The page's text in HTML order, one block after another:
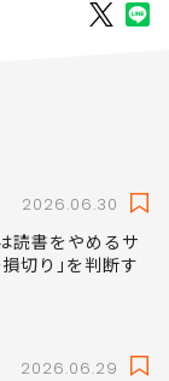
2026.06.30
読書をやめるサ
切り｣を判断す
2026.06.29